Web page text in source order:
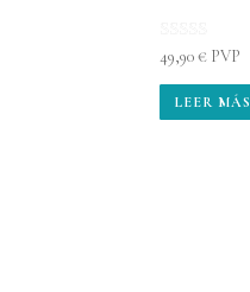
Valorado con
5.00
de 5
49,90€ PVP
LEER MÁS